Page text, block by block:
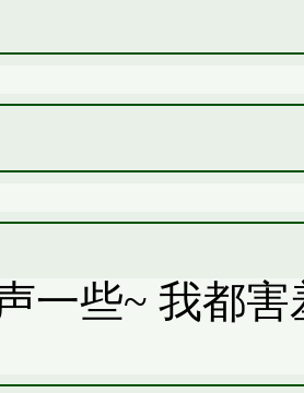
一些~ 我都